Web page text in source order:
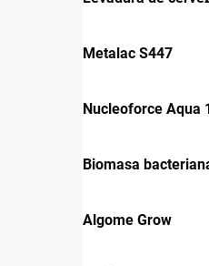
Metalac S447
Nucleoforce Aqua
Biomasa
Algome Grow